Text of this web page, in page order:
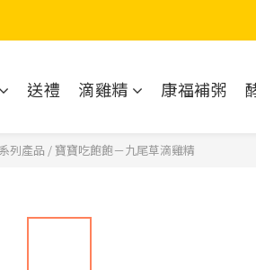
送禮 滴雞精 康福補粥
列產品 /寶寶吃飽飽－九尾草滴雞精